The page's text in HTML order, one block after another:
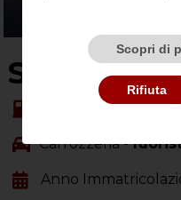
SU
Alimentazione -
Carrozzeria -
Anno
Scopri di
Rifiuta